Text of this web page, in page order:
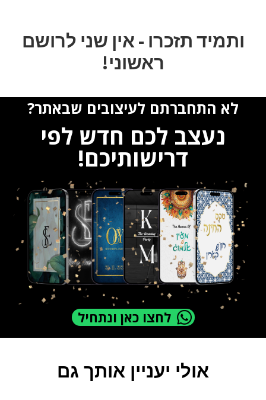
ותמיד תזכרו - אין שני לרושם
ראשוני!
לא התחברתם לעיצובים שבאתר?
נעצב לכם חדש לפי
דרישותיכם!
לחצו כאן ונתחיל
אולי יעניין אותך גם